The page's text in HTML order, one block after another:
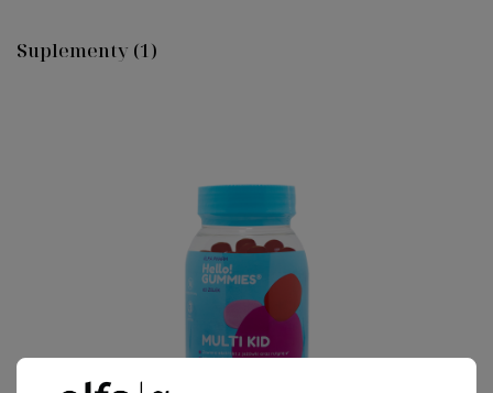
Suplementy (1)